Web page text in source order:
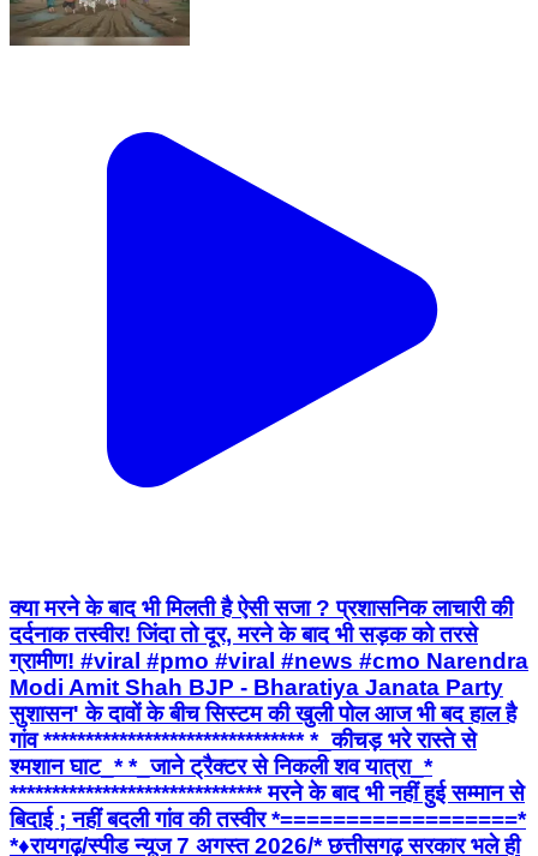
क्या मरने के बाद भी मिलती है ऐसी सजा ? प्रशासनिक लाचारी की
दर्दनाक तस्वीर! जिंदा तो दूर, मरने के बाद भी सड़क को तरसे
ग्रामीण! #viral #pmo #viral #news #cmo Narendra
Modi Amit Shah BJP - Bharatiya Janata Party
सुशासन' के दावों के बीच सिस्टम की खुली पोल आज भी बद हाल है
गांव ******************************* *_कीचड़ भरे रास्ते से
श्मशान घाट_* *_जाने ट्रैक्टर से निकली शव यात्रा_*
****************************** मरने के बाद भी नहीं हुई सम्मान से
बिदाई ; नहीं बदली गांव की तस्वीर *==================*
*♦रायगढ़/स्पीड न्यूज 7 अगस्त 2026/* छत्तीसगढ़ सरकार भले ही